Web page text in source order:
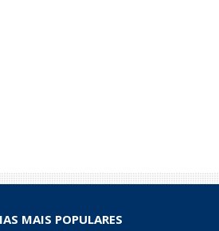
MAIS POPULARES